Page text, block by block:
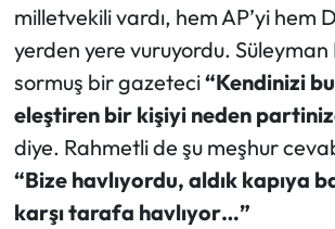
milletvekili vardı, hem AP’yi hem
yerden yere vuruyordu. Süleyman
sormuş bir gazeteci“Kendinizi
eleştiren bir kişiyi neden
diye. Rahmetli de şu meşhur
“Bize havlıyordu, aldık kapıya
karşı tarafa havlıyor…”